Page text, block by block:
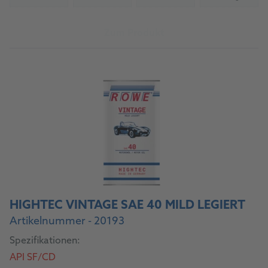
HIGHTEC VINTAGE SAE 40 MILD LEGIERT
Artikelnummer - 20193
Spezifikationen:
API SF/CD